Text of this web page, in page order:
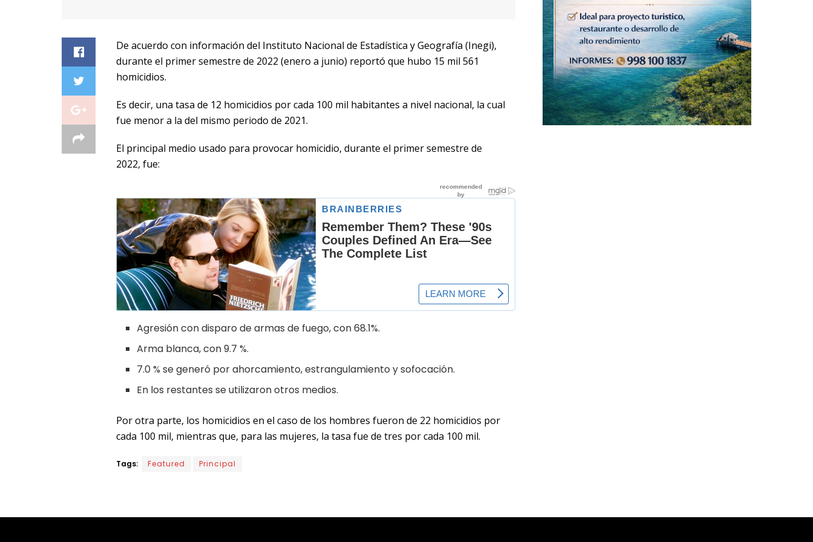
De acuerdo con información del Instituto Nacional de Estadística y Geografía (Inegi),
durante el primer semestre de 2022 (enero a junio) reportó que hubo 15 mil 561
homicidios.
Es decir, una tasa de 12 homicidios por cada 100 mil habitantes a nivel nacional, la cual
fue menor a la del mismo periodo de 2021.
El principal medio usado para provocar homicidio, durante el primer semestre de
2022, fue:
Agresión con disparo de armas de fuego, con 68.1%.
Arma blanca, con 9.7 %.
7.0 % se generó por ahorcamiento, estrangulamiento y sofocación.
En los restantes se utilizaron otros medios.
Por otra parte, los homicidios en el caso de los hombres fueron de 22 homicidios por
cada 100 mil, mientras que, para las mujeres, la tasa fue de tres por cada 100 mil.
Tags: Featured Principal